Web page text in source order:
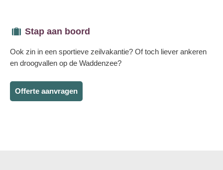
Stap aan boord
Ook zin in een sportieve zeilvakantie? Of toch liever ankeren
en droogvallen op de Waddenzee?
Offerte aanvragen